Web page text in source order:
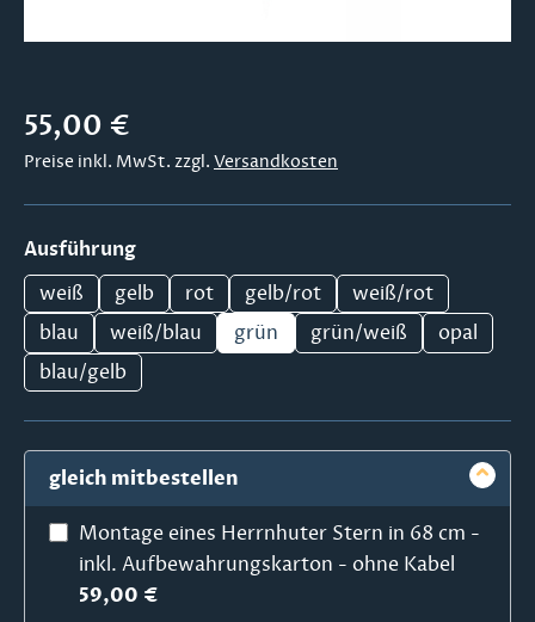
Regulärer Preis:
55,00 €
Preise inkl. MwSt. zzgl. Versandkosten
Ausführungauswählen
weiß
gelb rot gelb/rot
weiß/rot
blau
weiß/blau grün grün/weiß
opal
blau/gelb
gleich mitbestellen
Montage eines Herrnhuter Stern in 68 cm -
inkl. Aufbewahrungskarton - ohne Kabel
59,00 €